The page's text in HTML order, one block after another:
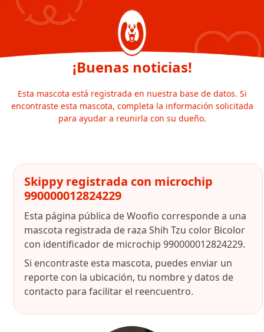
¡Buenas noticias!
Esta mascota está registrada en nuestra base de datos. Si
encontraste esta mascota, completa la información solicitada
para ayudar a reunirla con su dueño.
Skippy registrada con microchip
990000012824229
Esta página pública de Woofio corresponde a una
mascota registrada de raza Shih Tzu color Bicolor
con identificador de microchip 990000012824229.
Si encontraste esta mascota, puedes enviar un
reporte con la ubicación, tu nombre y datos de
contacto para facilitar el reencuentro.